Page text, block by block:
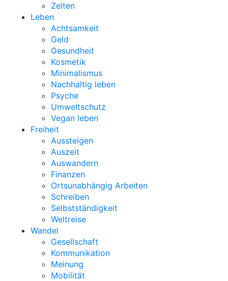
Zelten
Leben
Achtsamkeit
Geld
Gesundheit
Kosmetik
Minimalismus
Nachhaltig leben
Psyche
Umweltschutz
Vegan leben
Freiheit
Aussteigen
Auszeit
Auswandern
Finanzen
Ortsunabhängig Arbeiten
Schreiben
Selbstständigkeit
Weltreise
Wandel
Gesellschaft
Kommunikation
Meinung
Mobilität